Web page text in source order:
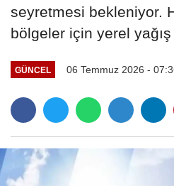
seyretmesi bekleniyor.
bölgeler için yerel yağış
GÜNCEL 06 Temmuz 2026 -